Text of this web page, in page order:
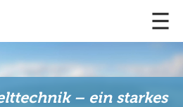
– ein starkes